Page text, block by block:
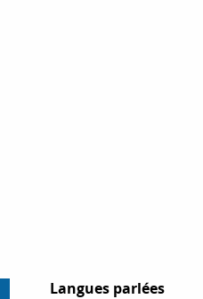
Langues parlées
Langues parlées